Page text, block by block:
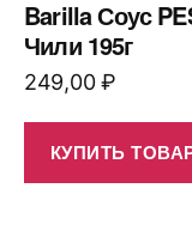
Barilla Соус
Чили 195г
249,00₽
КУПИТЬ